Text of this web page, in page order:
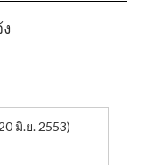
มิ.ย. 2553)